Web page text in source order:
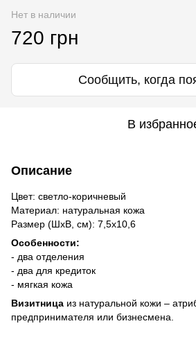
Нет в наличии
720 грн
Сообщить, когда
В
Описание
Цвет: светло-коричневый
Материал: натуральная кожа
Размер (ШхВ, см): 7,5х10,6
Особенности:
- два отделения
- два для кредиток
- мягкая кожа
Визитница из натуральной кожи –
предпринимателя или бизнесмена.